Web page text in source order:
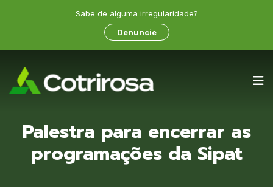
Sabe de alguma irregularidade?
Denuncie
Palestra para encerrar as
programações da Sipat